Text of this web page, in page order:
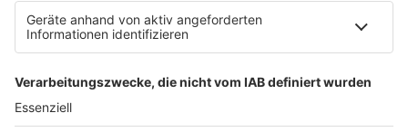
Schlagerplanetradio.com
1deutsch.de
WEIHNACHTSMUSIK.FM